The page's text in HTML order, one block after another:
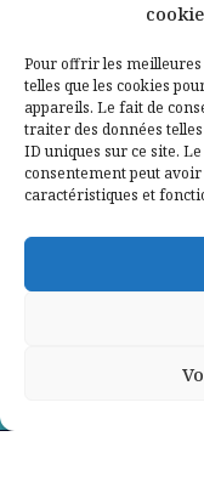
Pour offrir les meilleures
telles que les cookies
appareils. Le fait de
traiter des données
ID uniques sur ce site.
consentement peut
caractéristiques et
Contactez-
Mentions